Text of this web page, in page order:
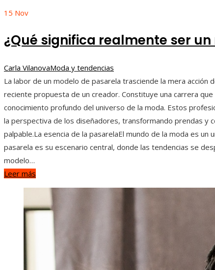
15 Nov
¿Qué significa realmente ser
Carla VilanovaModa y tendencias
La labor de un modelo de pasarela trasciende la mera acción
reciente propuesta de un creador. Constituye una carrera
conocimiento profundo del universo de la moda. Estos
la perspectiva de los diseñadores, transformando prendas y
palpable.La esencia de la pasarelaEl mundo de la moda es
pasarela es su escenario central, donde las tendencias se
modelo…
Leer más